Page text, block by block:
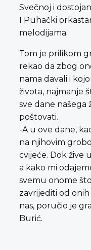
Svečnoj i
I Puhački
melodijama.
Tom je prilikom
rekao da zbog
nama davali i
života, najmanje
sve dane našega
poštovati.
-A u ove dane,
na njihovim
cvijeće. Dok žive
a kako mi
svemu onome
zavrijediti od
nas, poručio je
Burić.